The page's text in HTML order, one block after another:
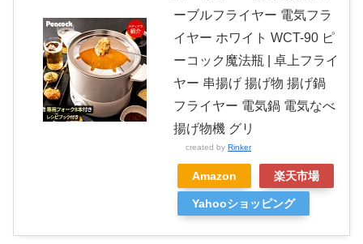
ーブルフライヤー 電気フラ
イヤー ホワイト WCT-90 ピ
ーコック魔法瓶 | 卓上フライ
ヤー 串揚げ 揚げ物 揚げ鍋
フライヤー 電気鍋 電気なべ
揚げ物機 グリ
created by Rinker
Amazon 楽天市場
Yahooショッピング